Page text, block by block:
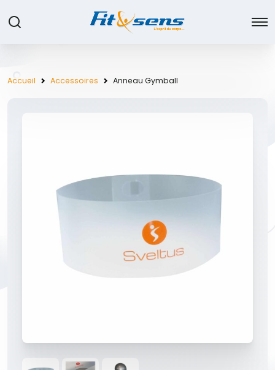
Accueil Accessoires Anneau Gymball